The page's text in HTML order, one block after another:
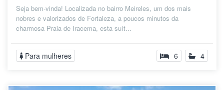
Seja bem-vinda! Localizada no bairro Meireles, um dos mais
nobres e valorizados de Fortaleza, a poucos minutos da
charmosa Praia de Iracema, esta suít...
Para mulheres 6 4